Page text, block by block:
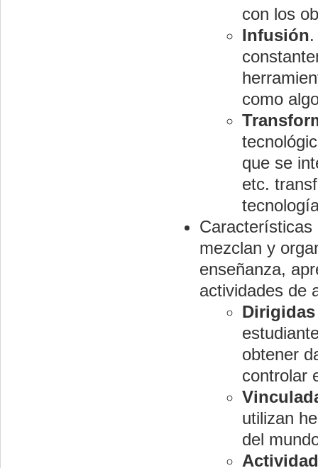
con los
Infusión
como
que se
etc.
Características
mezclan y
enseñanza,
actividades de
obtener
controlar
utilizan
del